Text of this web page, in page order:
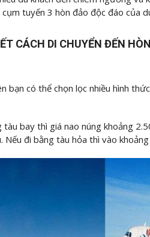
tuyến 3 hòn đảo độc đáo của
CÁCH DI CHUYỂN ĐẾN
bạn có thể chọn lọc nhiều hình
tàu bay thì giá nao núng khoảng
Nếu đi bằng tàu hỏa thì vào